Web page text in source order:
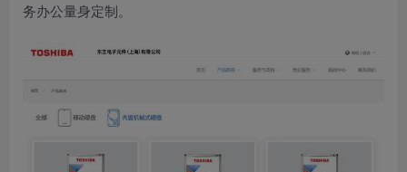
务办公量身定制。